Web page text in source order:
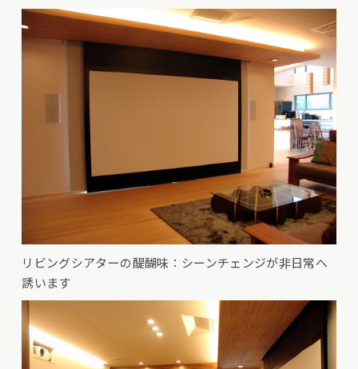
リビングシアターの醍醐味：シーンチェンジが非日常へ
誘います